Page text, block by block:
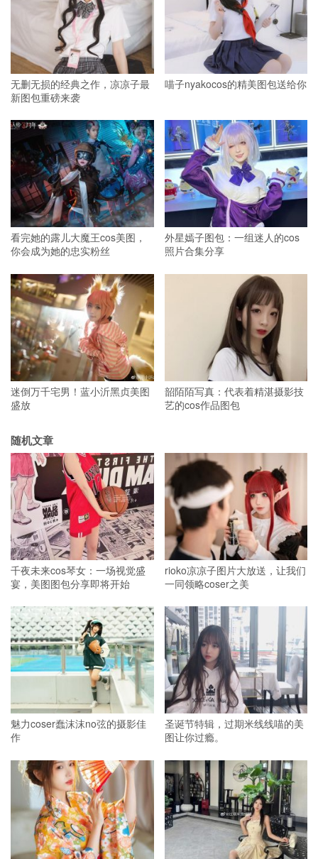
无删无损的经典之作，凉凉子最
新图包重磅来袭
喵子nyakocos的精美图包送给你
看完她的露儿大魔王cos美图，
你会成为她的忠实粉丝
外星嫣子图包：一组迷人的cos
照片合集分享
迷倒万千宅男！蓝小沂黑贞美图
盛放
韶陌陌写真：代表着精湛摄影技
艺的cos作品图包
随机文章
千夜未来cos琴女：一场视觉盛
宴，美图图包分享即将开始
rioko凉凉子图片大放送，让我们
一同领略coser之美
魅力coser蠢沫沫no弦的摄影佳
作
圣诞节特辑，过期米线线喵的美
图让你过瘾。